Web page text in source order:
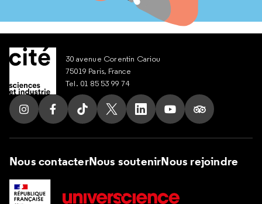
30 avenue Corentin Cariou
75019 Paris, France
Tel. 01 85 53 99 74
Suivez nous sur Instagram
Suivez nous sur Facebook
Suivez nous sur Tik Tok
Suivez nous sur X
Suivez nous sur LinkedIn
Suivez nous sur
Suivez nous
Nous contacterNous soutenirNous rejoindre